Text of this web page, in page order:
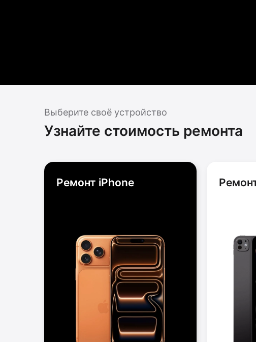
Выберите своё устройство
Узнайте стоимость ремонта
Ремонт iPhone